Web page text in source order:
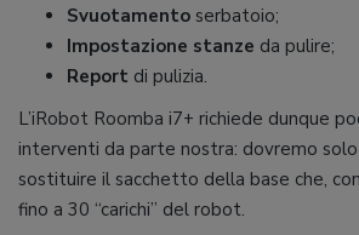
Svuotamento serbatoio;
Impostazione stanze da pulire;
Report di pulizia.
L’iRobot Roomba i7+ richiede dunque
interventi da parte nostra: dovremo
sostituire il sacchetto della base che,
fino a 30 “carichi” del robot.